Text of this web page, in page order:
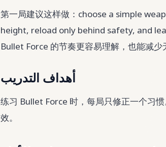
第一局建议这样做：choose a simple
height, reload only behind safety, and
Bullet Force 的节奏更容易理解，也能减少
أهداف التدريب
练习 Bullet Force 时，每局只修正一个习
效。